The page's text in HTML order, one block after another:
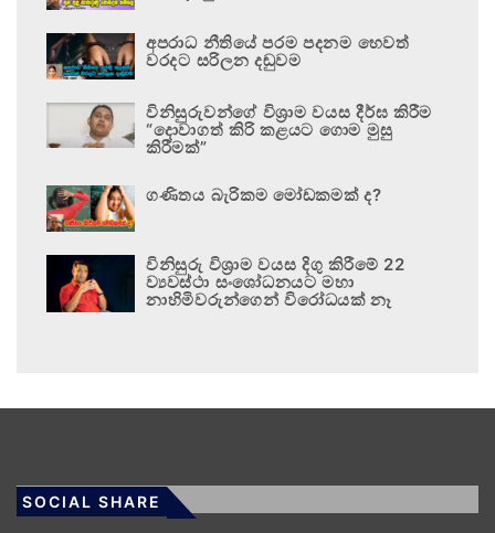
අපරාධ නීතියේ පරම පදනම හෙවත්
වරදට සරිලන දඬුවම
විනිසුරුවන්ගේ විශ්‍රාම වයස දීර්ඝ කිරීම
“දොවාගත් කිරි කළයට ගොම මුසු
කිරීමක්”
ගණිතය බැරිකම මෝඩකමක් ද?
විනිසුරු විශ්‍රාම වයස දිගු කිරීමේ 22
ව්‍යවස්ථා සංශෝධනයට මහා
නාහිමිවරුන්ගෙන් විරෝධයක් නෑ
SOCIAL SHARE